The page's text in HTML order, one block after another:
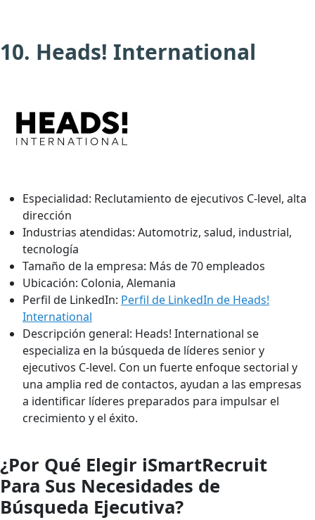
10. Heads! International
Especialidad: Reclutamiento de ejecutivos C-level, alta
dirección
Industrias atendidas: Automotriz, salud, industrial,
tecnología
Tamaño de la empresa: Más de 70 empleados
Ubicación: Colonia, Alemania
Perfil de LinkedIn: Perfil de LinkedIn de Heads!
International
Descripción general: Heads! International se
especializa en la búsqueda de líderes senior y
ejecutivos C-level. Con un fuerte enfoque sectorial y
una amplia red de contactos, ayudan a las empresas
a identificar líderes preparados para impulsar el
crecimiento y el éxito.
¿Por Qué Elegir iSmartRecruit
Para Sus Necesidades de
Búsqueda Ejecutiva?